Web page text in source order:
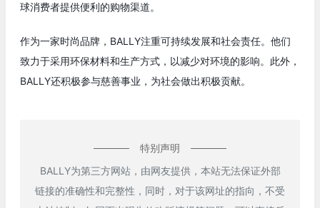
球消费者提供便利的购物渠道。
作为一家时尚品牌，BALLY注重可持续发展和社会责任。他们
致力于采用环保材料和生产方式，以减少对环境的影响。此外，
BALLY还积极参与慈善事业，为社会做出积极贡献。
特别声明
BALLY为第三方网站，由网友提供，本站无法保证外部
链接的准确性和完整性，同时，对于该网址的指向，不受